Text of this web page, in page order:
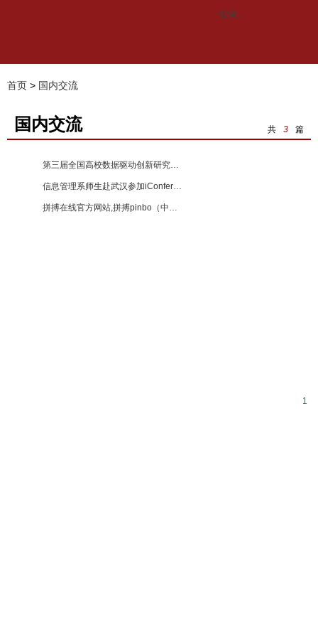
首页 > 国内交流
国内交流 共 3 篇
第三届全国高校数据驱动创新研究大赛即将启动 【2021-03-29】
信息管理系师生赴武汉参加iConference 2017 【2017-08-28】
拼搏在线官方网站,拼搏pinbo（中国）与北京市信息资源管理中心举行联合党建战略合作协议签署仪式 【2017-08-28】
1